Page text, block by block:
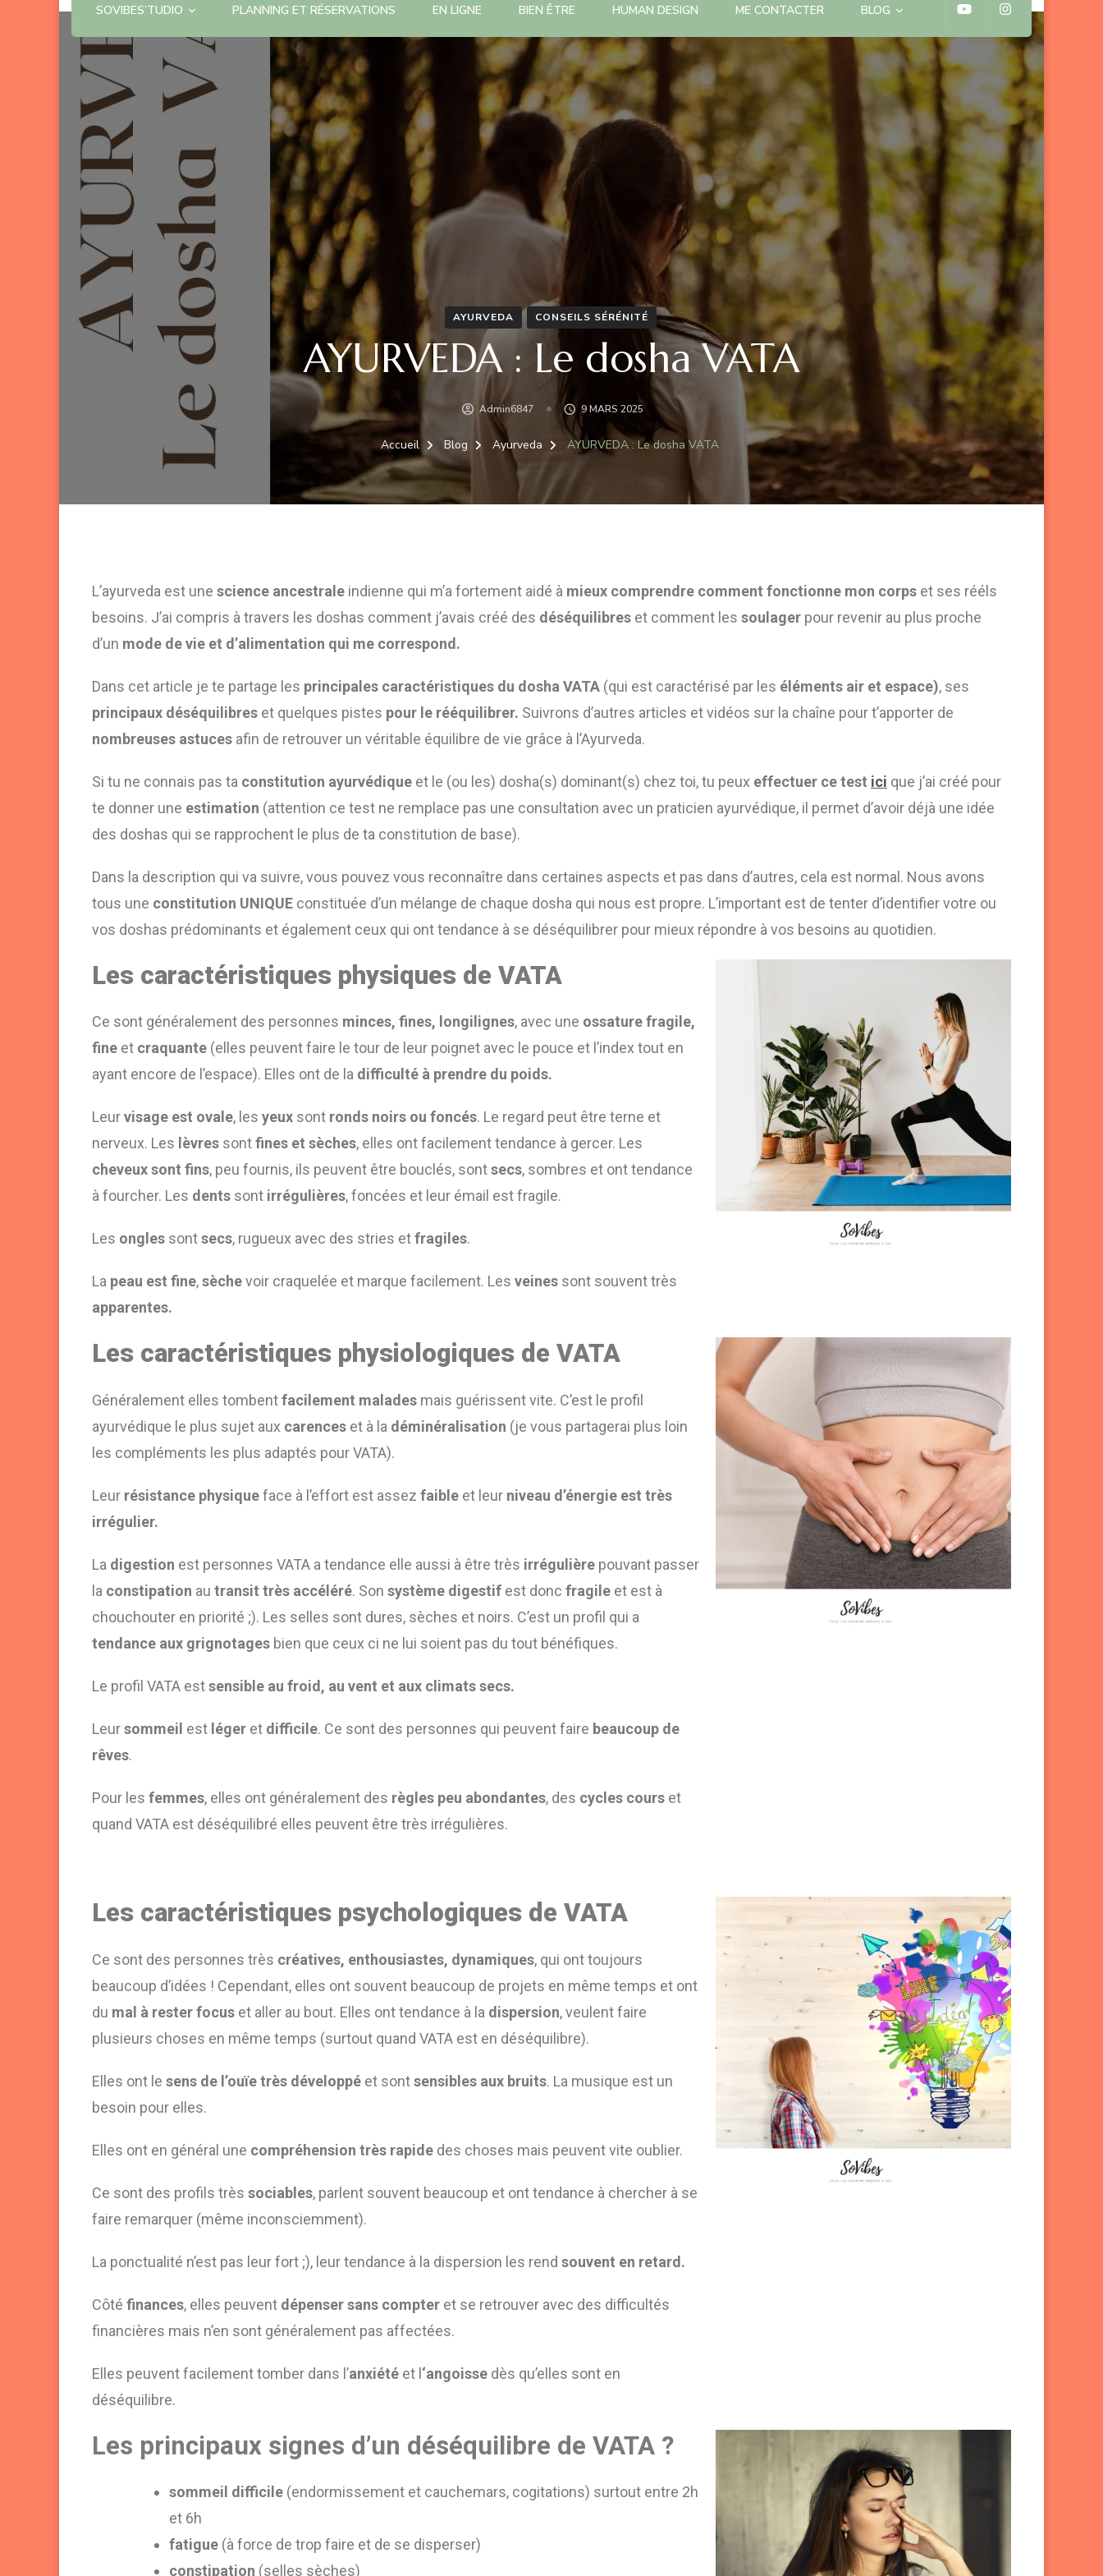
SOVIBES’TUDIO PLANNING ET RÉSERVATIONS EN LIGNE BIEN ÊTRE HUMAN DESIGN ME CONTACTER BLOG
AYURVEDA CONSEILS SÉRÉNITÉ
AYURVEDA : Le dosha VATA
Admin6847 9 MARS 2025
Accueil Blog Ayurveda AYURVEDA : Le dosha VATA
L’ayurveda est une science ancestrale indienne qui m’a fortement aidé à mieux comprendre comment fonctionne mon corps et ses rééls
besoins. J’ai compris à travers les doshas comment j’avais créé des déséquilibres et comment les soulager pour revenir au plus proche
d’un mode de vie et d’alimentation qui me correspond.
Dans cet article je te partage les principales caractéristiques du dosha VATA (qui est caractérisé par les éléments air et espace), ses
principaux déséquilibres et quelques pistes pour le rééquilibrer. Suivrons d’autres articles et vidéos sur la chaîne pour t’apporter de
nombreuses astuces afin de retrouver un véritable équilibre de vie grâce à l’Ayurveda.
Si tu ne connais pas ta constitution ayurvédique et le (ou les) dosha(s) dominant(s) chez toi, tu peux effectuer ce test ici que j’ai créé pour
te donner une estimation (attention ce test ne remplace pas une consultation avec un praticien ayurvédique, il permet d’avoir déjà une idée
des doshas qui se rapprochent le plus de ta constitution de base).
Dans la description qui va suivre, vous pouvez vous reconnaître dans certaines aspects et pas dans d’autres, cela est normal. Nous avons
tous une constitution UNIQUE constituée d’un mélange de chaque dosha qui nous est propre. L’important est de tenter d’identifier votre ou
vos doshas prédominants et également ceux qui ont tendance à se déséquilibrer pour mieux répondre à vos besoins au quotidien.
Les caractéristiques physiques de VATA
Ce sont généralement des personnes minces, fines, longilignes, avec une ossature fragile,
fine et craquante (elles peuvent faire le tour de leur poignet avec le pouce et l’index tout en
ayant encore de l’espace). Elles ont de la difficulté à prendre du poids.
Leurvisage est ovale, les yeux sont ronds noirs ou foncés. Le regard peut être terne et
nerveux. Les lèvres sontfines et sèches, elles ont facilement tendance à gercer. Les
cheveux sont fins, peu fournis, ils peuvent être bouclés, sontsecs, sombres et ont tendance
à fourcher. Les dents sont irrégulières, foncées et leur émail est fragile.
Les ongles sontsecs, rugueux avec des stries etfragiles.
La peau est fine,sèchevoir craquelée et marque facilement. Les veines sont souvent très
apparentes.
Les caractéristiques physiologiques de VATA
Généralement elles tombentfacilement malades mais guérissent vite. C’est le profil
ayurvédique le plus sujet aux carences et à la déminéralisation (je vous partagerai plus loin
les compléments les plus adaptés pour VATA).
Leur résistance physiqueface à l’effort est assez faible et leur niveau d’énergie est très
irrégulier.
La digestion est personnes VATA a tendance elle aussi à être très irrégulière pouvant passer
la constipation au transit très accéléré. Son système digestif est donc fragile et est à
chouchouter en priorité ;). Les selles sont dures, sèches et noirs. C’est un profil qui a
tendance aux grignotages bien que ceux ci ne lui soient pas du tout bénéfiques.
Le profil VATA estsensible au froid, au vent et aux climats secs.
Leursommeil est léger et difficile. Ce sont des personnes qui peuvent faire beaucoup de
rêves.
Pour les femmes, elles ont généralement des règles peu abondantes, des cycles cours et
quand VATA est déséquilibré elles peuvent être très irrégulières.
Les caractéristiques psychologiques de VATA
Ce sont des personnes très créatives, enthousiastes, dynamiques, qui ont toujours
beaucoup d’idées ! Cependant, elles ont souvent beaucoup de projets en même temps et ont
du mal à rester focus et aller au bout. Elles ont tendance à la dispersion, veulent faire
plusieurs choses en même temps (surtout quand VATA est en déséquilibre).
Elles ont le sens de l’ouïe très développé et sontsensibles aux bruits. La musique est un
besoin pour elles.
Elles ont en général une compréhension très rapide des choses mais peuvent vite oublier.
Ce sont des profils très sociables, parlent souvent beaucoup et ont tendance à chercher à se
faire remarquer (même inconsciemment).
La ponctualité n’est pas leur fort ;), leur tendance à la dispersion les rend souvent en retard.
Côté finances, elles peuvent dépenser sans compter et se retrouver avec des difficultés
financières mais n’en sont généralement pas affectées.
Elles peuvent facilement tomber dans l’anxiété et l‘angoisse dès qu’elles sont en
déséquilibre.
Les principaux signes d’un déséquilibre de VATA ?
sommeil difficile (endormissement et cauchemars, cogitations) surtout entre 2h
et 6h
fatigue (à force de trop faire et de se disperser)
constipation (selles sèches)